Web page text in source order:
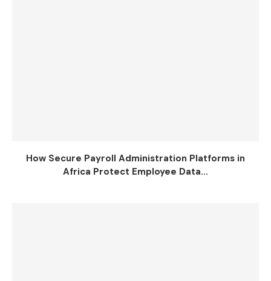
How Secure Payroll Administration Platforms in
Africa Protect Employee Data...